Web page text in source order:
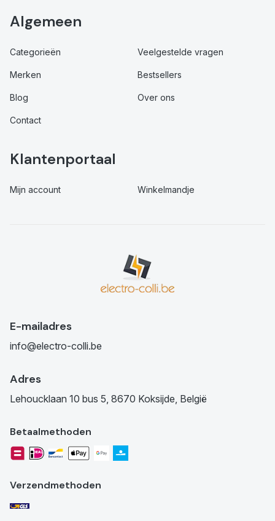
Algemeen
Categorieën Veelgestelde vragen
Merken Bestsellers
Blog Over ons
Contact
Klantenportaal
Mijn account Winkelmandje
E-mailadres
info@electro-colli.be
Adres
Lehoucklaan 10 bus 5, 8670 Koksijde, België
Betaalmethoden
Verzendmethoden